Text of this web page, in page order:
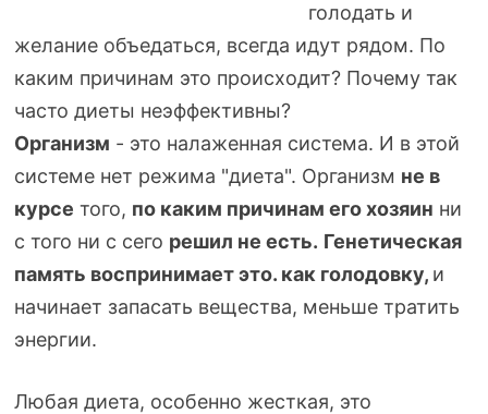
голодать и
желание объедаться, всегда идут рядом. По
каким причинам это происходит? Почему так
часто диеты неэффективны?
Организм - это налаженная система. И в этой
системе нет режима "диета". Организм не в
курсе того, по каким причинам его хозяин ни
с того ни с сего решил не есть. Генетическая
память воспринимает это. как голодовку, и
начинает запасать вещества, меньше тратить
энергии.
Любая диета, особенно жесткая, это